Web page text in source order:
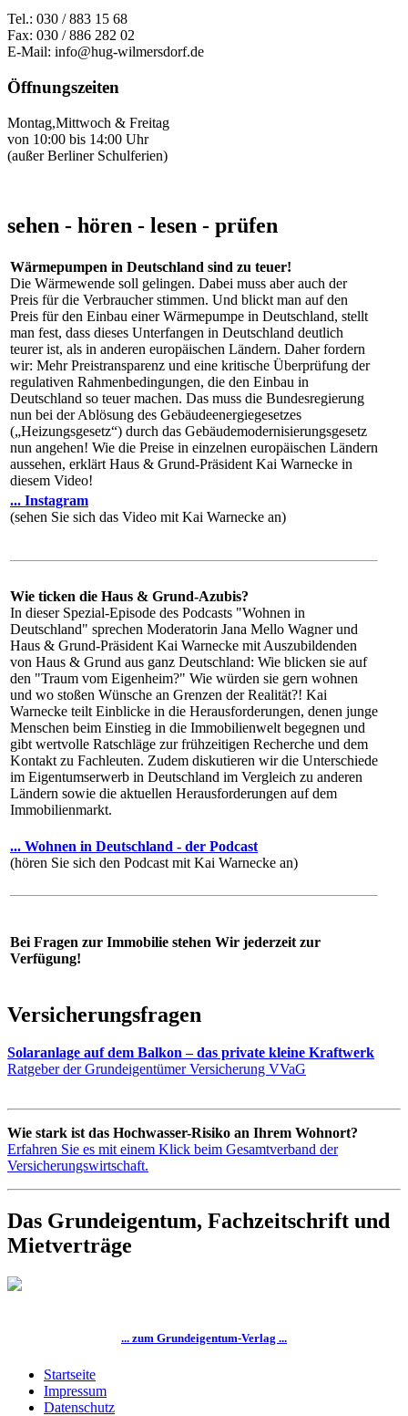
Tel.: 030 / 883 15 68
Fax: 030 / 886 282 02
E-Mail: info@hug-wilmersdorf.de
Öffnungszeiten
Montag,Mittwoch & Freitag
von 10:00 bis 14:00 Uhr
(außer Berliner Schulferien)
sehen - hören - lesen - prüfen
Wärmepumpen in Deutschland sind zu teuer!
Die Wärmewende soll gelingen. Dabei muss aber auch der
Preis für die Verbraucher stimmen. Und blickt man auf den
Preis für den Einbau einer Wärmepumpe in Deutschland, stellt
man fest, dass dieses Unterfangen in Deutschland deutlich
teurer ist, als in anderen europäischen Ländern. Daher fordern
wir: Mehr Preistransparenz und eine kritische Überprüfung der
regulativen Rahmenbedingungen, die den Einbau in
Deutschland so teuer machen. Das muss die Bundesregierung
nun bei der Ablösung des Gebäudeenergiegesetzes
(„Heizungsgesetz“) durch das Gebäudemodernisierungsgesetz
nun angehen! Wie die Preise in einzelnen europäischen Ländern
aussehen, erklärt Haus & Grund-Präsident Kai Warnecke in
diesem Video!
... Instagram
(sehen Sie sich das Video mit Kai Warnecke an)
Wie ticken die Haus & Grund-Azubis?
In dieser Spezial-Episode des Podcasts "Wohnen in
Deutschland" sprechen Moderatorin Jana Mello Wagner und
Haus & Grund-Präsident Kai Warnecke mit Auszubildenden
von Haus & Grund aus ganz Deutschland: Wie blicken sie auf
den "Traum vom Eigenheim?" Wie würden sie gern wohnen
und wo stoßen Wünsche an Grenzen der Realität?! Kai
Warnecke teilt Einblicke in die Herausforderungen, denen junge
Menschen beim Einstieg in die Immobilienwelt begegnen und
gibt wertvolle Ratschläge zur frühzeitigen Recherche und dem
Kontakt zu Fachleuten. Zudem diskutieren wir die Unterschiede
im Eigentumserwerb in Deutschland im Vergleich zu anderen
Ländern sowie die aktuellen Herausforderungen auf dem
Immobilienmarkt.
... Wohnen in Deutschland - der Podcast
(hören Sie sich den Podcast mit Kai Warnecke an)
Bei Fragen zur Immobilie stehen Wir jederzeit zur
Verfügung!
Versicherungsfragen
Solaranlage auf dem Balkon – das private kleine Kraftwerk
Ratgeber der Grundeigentümer Versicherung VVaG
Wie stark ist das Hochwasser-Risiko an Ihrem Wohnort?
Erfahren Sie es mit einem Klick beim Gesamtverband der
Versicherungswirtschaft.
Das Grundeigentum, Fachzeitschrift und
Mietverträge
... zum Grundeigentum-Verlag ...
Startseite
Impressum
Datenschutz